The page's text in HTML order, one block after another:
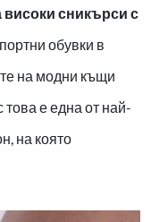
високи сникърси с
обувки в
на модни къщи
това е една от най-
на която